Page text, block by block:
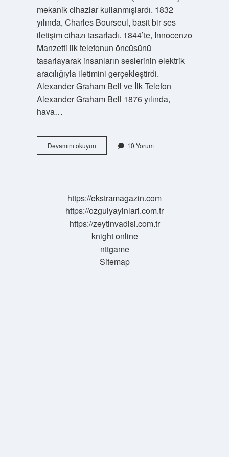
mekanik cihazlar kullanmışlardı. 1832
yılında, Charles Bourseul, basit bir ses
iletişim cihazı tasarladı. 1844’te, Innocenzo
Manzetti ilk telefonun öncüsünü
tasarlayarak insanların seslerinin elektrik
aracılığıyla iletimini gerçekleştirdi.
Alexander Graham Bell ve İlk Telefon
Alexander Graham Bell 1876 yılında,
hava…
Devamını okuyunIlk
telefonun
10 Yorum
https://ekstramagazin.com
https://ozgulyayinlari.com.tr
https://zeytinvadisi.com.tr
knight online
nttgame
Sitemap